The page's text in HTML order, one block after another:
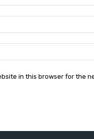
in this browser for the